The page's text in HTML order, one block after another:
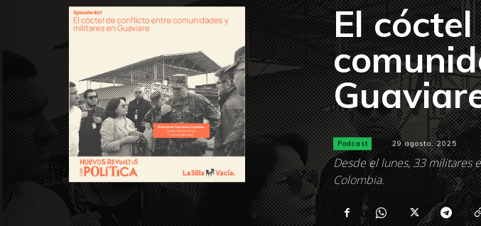
El
Podcast 29 agosto, 2025
Desde el lunes, 33 militares
Colombia.